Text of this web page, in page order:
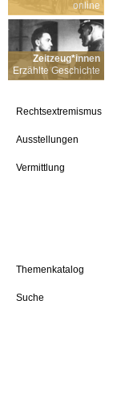
online
Zeitzeug*innen
Erzählte Geschichte
Rechtsextremismus
Ausstellungen
Vermittlung
Themenkatalog
Suche